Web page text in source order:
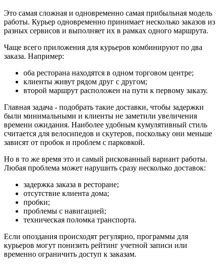
Это самая сложная и одновременно самая прибыльная модель
работы. Курьер одновременно принимает несколько заказов из
разных сервисов и выполняет их в рамках одного маршрута.
Чаще всего приложения для курьеров комбинируют по два
заказа. Например:
оба ресторана находятся в одном торговом центре;
клиенты живут рядом друг с другом;
второй маршрут расположен на пути к первому заказу.
Главная задача - подобрать такие доставки, чтобы задержки
были минимальными и клиенты не заметили увеличения
времени ожидания. Наиболее удобным кумулятивный стиль
считается для велосипедов и скутеров, поскольку они меньше
зависят от пробок и проблем с парковкой.
Но в то же время это и самый рискованный вариант работы.
Любая проблема может нарушить сразу несколько доставок:
задержка заказа в ресторане;
отсутствие клиента дома;
пробки;
проблемы с навигацией;
техническая поломка транспорта.
Если опоздания происходят регулярно, программы для
курьеров могут понизить рейтинг учетной записи или
временно ограничить доступ к заказам.